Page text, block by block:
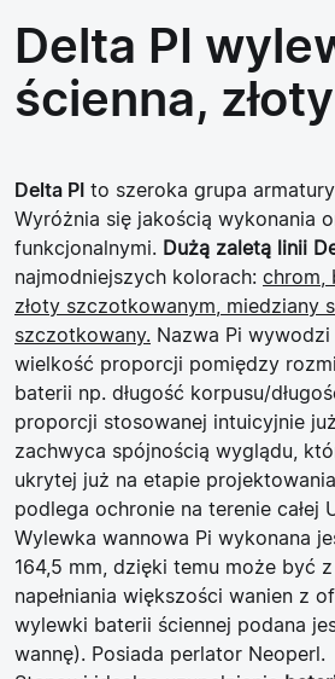
Delta PI
ścienna,
Delta PI to szeroka grupa
Wyróżnia się jakością wykonania
funkcjonalnymi. Dużą zaletą linii
najmodniejszych kolorach: chrom,
złoty szczotkowanym, miedziany
szczotkowany. Nazwa Pi wywodzi
wielkość proporcji pomiędzy
baterii np. długość korpusu/
proporcji stosowanej intuicyjnie
zachwyca spójnością wyglądu,
ukrytej już na etapie
podlega ochronie na terenie całej
Wylewka wannowa Pi wykonana
164,5 mm, dzięki temu może być
napełniania większości wanien z
wylewki baterii ściennej podana
wannę). Posiada perlator Neoperl.